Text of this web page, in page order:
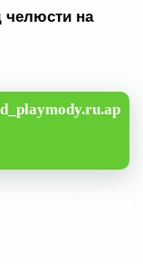
челюсти на